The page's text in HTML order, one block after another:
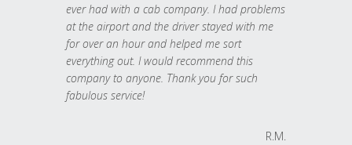
ever had with a cab company. I had problems
at the airport and the driver stayed with me
for over an hour and helped me sort
everything out. I would recommend this
company to anyone. Thank you for such
fabulous service!
R.M.